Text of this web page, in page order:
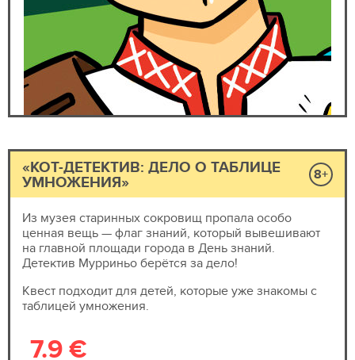
«КОТ-ДЕТЕКТИВ: ДЕЛО О ТАБЛИЦЕ
УМНОЖЕНИЯ» 8+
Из музея старинных сокровищ пропала особо
ценная вещь — флаг знаний, который вывешивают
на главной площади города в День знаний.
Детектив Мурриньо берётся за дело!
Квест подходит для детей, которые уже знакомы с
таблицей умножения.
7.9 €